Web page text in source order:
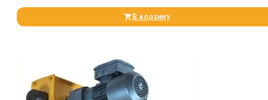
В корзину